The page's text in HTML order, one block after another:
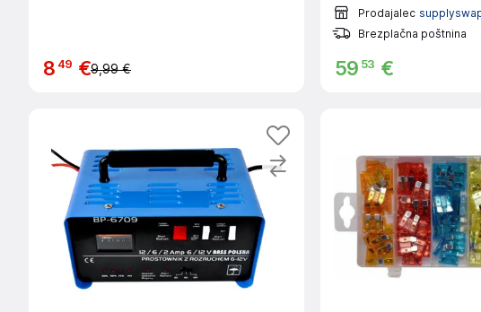
8 49 €9,99 €
Prodajalec
Brezplačna poštnina
59 53 €